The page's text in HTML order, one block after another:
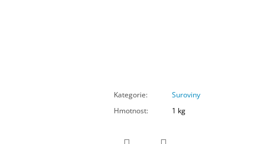
Kategorie:
Suroviny
Hmotnost: 1 kg